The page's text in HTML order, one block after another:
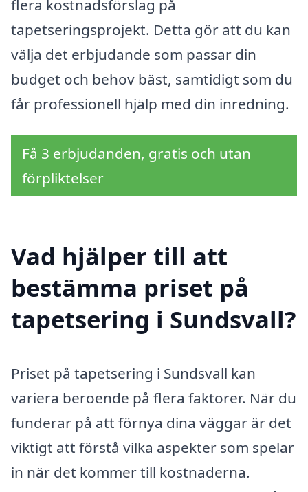
flera kostnadsförslag på
tapetseringsprojekt. Detta gör att du kan
välja det erbjudande som passar din
budget och behov bäst, samtidigt som du
får professionell hjälp med din inredning.
Få 3 erbjudanden, gratis och utan
förpliktelser
Vad hjälper till att
bestämma priset på
tapetsering i Sundsvall?
Priset på tapetsering i Sundsvall kan
variera beroende på flera faktorer. När du
funderar på att förnya dina väggar är det
viktigt att förstå vilka aspekter som spelar
in när det kommer till kostnaderna.